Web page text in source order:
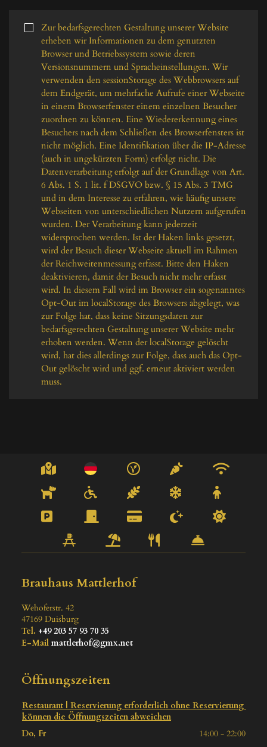
Zur bedarfsgerechten Gestaltung unserer Website
erheben wir Informationen zu dem genutzten
Browser und Betriebssystem sowie deren
Versionsnummern und Spracheinstellungen. Wir
verwenden den sessionStorage des Webbrowsers auf
dem Endgerät, um mehrfache Aufrufe einer Webseite
in einem Browserfenster einem einzelnen Besucher
zuordnen zu können. Eine Wiedererkennung eines
Besuchers nach dem Schließen des Browserfensters ist
nicht möglich. Eine Identifikation über die IP-Adresse
(auch in ungekürzten Form) erfolgt nicht. Die
Datenverarbeitung erfolgt auf der Grundlage von Art.
6 Abs. 1 S. 1 lit. f DSGVO bzw. § 15 Abs. 3 TMG
und in dem Interesse zu erfahren, wie häufig unsere
Webseiten von unterschiedlichen Nutzern aufgerufen
wurden. Der Verarbeitung kann jederzeit
widersprochen werden. Ist der Haken links gesetzt,
wird der Besuch dieser Webseite aktuell im Rahmen
der Reichweitenmessung erfasst. Bitte den Haken
deaktivieren, damit der Besuch nicht mehr erfasst
wird. In diesem Fall wird im Browser ein sogenanntes
Opt-Out im localStorage des Browsers abgelegt, was
zur Folge hat, dass keine Sitzungsdaten zur
bedarfsgerechten Gestaltung unserer Website mehr
erhoben werden. Wenn der localStorage gelöscht
wird, hat dies allerdings zur Folge, dass auch das Opt-
Out gelöscht wird und ggf. erneut aktiviert werden
muss.
Brauhaus Mattlerhof
Wehoferstr. 42
47169 Duisburg
Tel. +49 203 57 93 70 35
E-Mail mattlerhof@gmx.net
Öffnungszeiten
Restaurant | Reservierung erforderlich ohne Reservierung
können die Öffnungszeiten abweichen
Do, Fr
14:00 - 22:00